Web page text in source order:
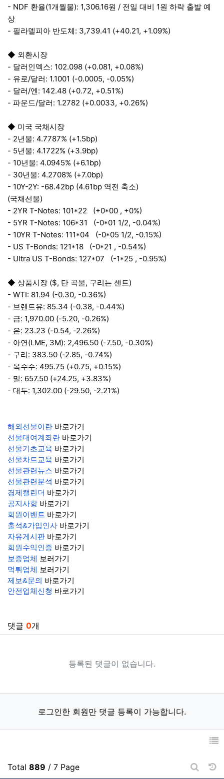
- NDF 환율(1개월물): 1,306.16원 / 전일 대비 1원 하락 출발 예
상
- 필라델피아 반도체: 3,739.41 (+40.21, +1.09%)
◆ 외환시장
- 달러인덱스: 102.098 (+0.081, +0.08%)
- 유로/달러: 1.1001 (-0.0005, -0.05%)
- 달러/엔: 142.48 (+0.72, +0.51%)
- 파운드/달러: 1.2782 (+0.0033, +0.26%)
◆ 미국 국채시장
- 2년물: 4.7787% (+1.5bp)
- 5년물: 4.1722% (+3.9bp)
- 10년물: 4.0945% (+6.1bp)
- 30년물: 4.2708% (+7.0bp)
- 10Y-2Y: -68.42bp (4.61bp 역전 축소)
(국채선물)
- 2YR T-Notes: 101*22 (+0*00 , +0%)
- 5YR T-Notes: 106*31 (-0*01 1/2, -0.04%)
- 10YR T-Notes: 111*04 (-0*05 1/2, -0.15%)
- US T-Bonds: 121*18 (-0*21 , -0.54%)
- Ultra US T-Bonds: 127*07 (-1*25 , -0.95%)
◆ 상품시장 ($, 단 곡물, 구리는 센트)
- WTI: 81.94 (-0.30, -0.36%)
- 브렌트유: 85.34 (-0.38, -0.44%)
- 금: 1,970.00 (-5.20, -0.26%)
- 은: 23.23 (-0.54, -2.26%)
- 아연(LME, 3M): 2,496.50 (-7.50, -0.30%)
- 구리: 383.50 (-2.85, -0.74%)
- 옥수수: 495.75 (+0.75, +0.15%)
- 밀: 657.50 (+24.25, +3.83%)
- 대두: 1,302.00 (-29.50, -2.21%)
해외선물이란 바로가기
선물대여계좌란 바로가기
선물기초교육 바로가기
선물차트교육 바로가기
선물관련뉴스 바로가기
선물관련분석 바로가기
경제캘린더 바로가기
공지사항 바로가기
회원이벤트 바로가기
출석&가입인사 바로가기
자유게시판 바로가기
회원수익인증 바로가기
보증업체 보러가기
먹튀업체 보러가기
제보&문의 바로가기
안전업체신청 바로가기
댓글 0개
등록된 댓글이 없습니다.
로그인한 회원만 댓글 등록이 가능합니다.
Total 889 / 7 Page